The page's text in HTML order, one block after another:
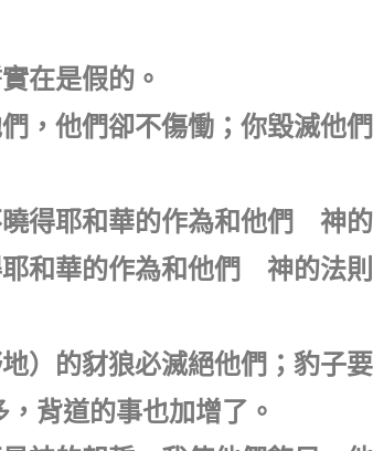
在是假的。
，他們卻不傷慟；你毀滅他
得耶和華的作為和他們 神的
和華的作為和他們 神的法
）的豺狼必滅絕他們；豹子
背道的事也加增了。